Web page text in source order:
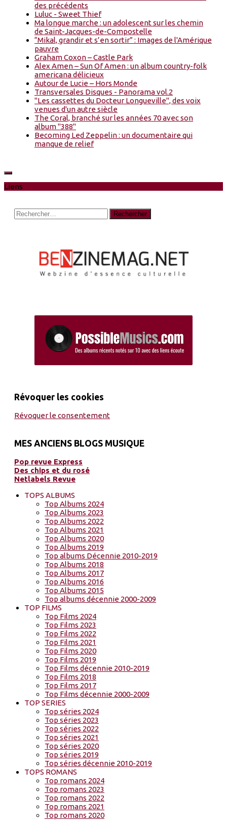
des précédents
Luluc - Sweet Thief
Ma longue marche : un adolescent sur les chemin
de Saint-Jacques-de-Compostelle
“Mikal, grandir et s’en sortir” : Images de l'Amérique
pauvre
Graham Coxon – Castle Park
Alex Amen – Sun Of Amen : un album country-folk
americana délicieux
Autour de Lucie – Hors Monde
Transversales Disques - Panorama vol.2
"Les cassettes du Docteur Longueville", des voix
venues d'un autre siècle
The Coral, branché sur les années 70 avec son
album "388"
Becoming Led Zeppelin : un documentaire qui
manque de relief
Liens
Rechercher :
Révoquer les cookies
Révoquer le consentement
MES ANCIENS BLOGS MUSIQUE
Pop revue Express
Des chips et du rosé
Netlabels Revue
TOPS ALBUMS
Top Albums 2024
Top Albums 2023
Top Albums 2022
Top Albums 2021
Top Albums 2020
Top Albums 2019
Top albums Décennie 2010-2019
Top Albums 2018
Top Albums 2017
Top Albums 2016
Top Albums 2015
Top albums décennie 2000-2009
TOP FILMS
Top Films 2024
Top Films 2023
Top Films 2022
Top Films 2021
Top Films 2020
Top Films 2019
Top Films décennie 2010-2019
Top Films 2018
Top Films 2017
Top Films décennie 2000-2009
TOP SERIES
Top séries 2024
Top séries 2023
Top séries 2022
Top séries 2021
Top séries 2020
Top séries 2019
Top séries décennie 2010-2019
TOPS ROMANS
Top romans 2024
Top romans 2023
Top romans 2022
Top romans 2021
Top romans 2020